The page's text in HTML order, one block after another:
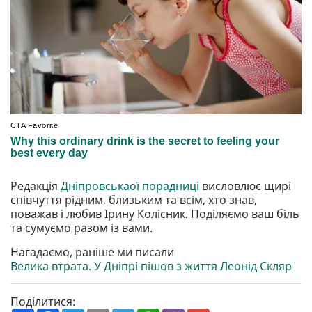
Редакція Дніпровськаої порадниці висловлює щирі
співчуття рідним, близьким та всім, хто знав,
поважав і любив Ірину Колісник. Поділяємо ваш біль
та сумуємо разом із вами.
Нагадаємо, раніше ми писали
Велика втрата. У Дніпрі пішов з життя Леонід Скляр
Поділитися: